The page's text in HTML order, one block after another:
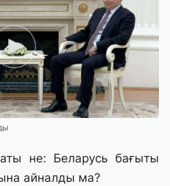
не: Беларусь бағыты
айналды ма?